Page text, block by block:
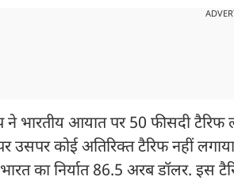
ने भारतीय आयात पर 50 फीसदी
उसपर कोई अतिरिक्त टैरिफ नहीं
का निर्यात 86.5 अरब डॉलर. इस